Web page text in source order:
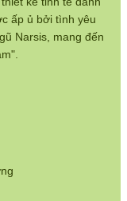
ban-hang
ấp ủ bởi tình yêu
Narsis, mang đến